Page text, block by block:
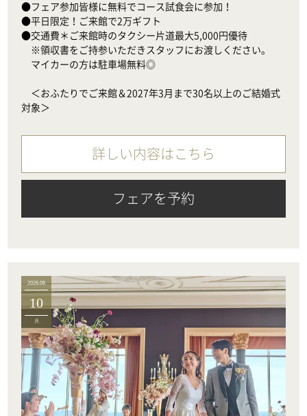
●フェア参加皆様に無料でコース試食会に参加！
●平日限定！ご来館で2万ギフト
●交通費＊ご来館時のタクシー片道最大5,000円優待
※領収書をご持参いただきスタッフにお渡しください。
マイカーの方は駐車場無料◎
＜おふたりでご来館＆2027年3月まで30名以上のご結婚式
対象＞
詳しい内容はこちら
フェアを予約
2026.08
10
月